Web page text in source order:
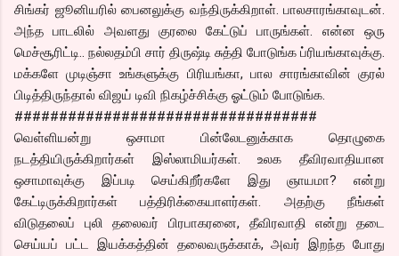
சிங்கர் ஜூனியரில் பைனலுக்கு வந்திருக்கிறாள். பாலசாரங்காவுடன்.
அந்த பாடலில் அவளது குரலை கேட்டுப் பாருங்கள். என்ன ஒரு
மெச்சூரிட்டி.. நல்லதம்பி சார் திருஷ்டி சுத்தி போடுங்க ப்ரியங்காவுக்கு.
மக்களே முடிஞ்சா உங்களுக்கு பிரியங்கா, பால சாரங்காவின் குரல்
பிடித்திருந்தால் விஜய் டிவி நிகழ்ச்சிக்கு ஓட்டும் போடுங்க.
##################################
வெள்ளியன்று ஒசாமா பின்லேடனுக்காக தொழுகை
நடத்தியிருக்கிறார்கள் இஸ்லாமியர்கள். உலக தீவிரவாதியான
ஒசாமாவுக்கு இப்படி செய்கிறீர்களே இது ஞாயமா? என்று
கேட்டிருக்கிறார்கள் பத்திரிக்கையாளர்கள். அதற்கு நீங்கள்
விடுதலைப் புலி தலைவர் பிரபாகரனை, தீவிரவாதி என்று தடை
செய்யப் பட்ட இயக்கத்தின் தலைவருக்காக், அவர் இறந்த போது